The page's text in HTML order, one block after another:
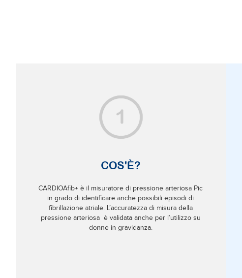
COS'È?
CARDIOAfib+ è il misuratore di pressione arteriosa Pic
in grado di identificare anche possibili episodi di
fibrillazione atriale. L’accuratezza di misura della
pressione arteriosa è validata anche per l’utilizzo su
donne in gravidanza.